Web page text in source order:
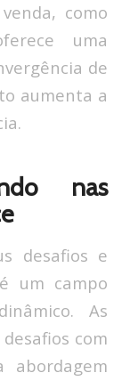
como
uma
de
aumenta a
nas
desafios e
um campo
As
com
abordagem